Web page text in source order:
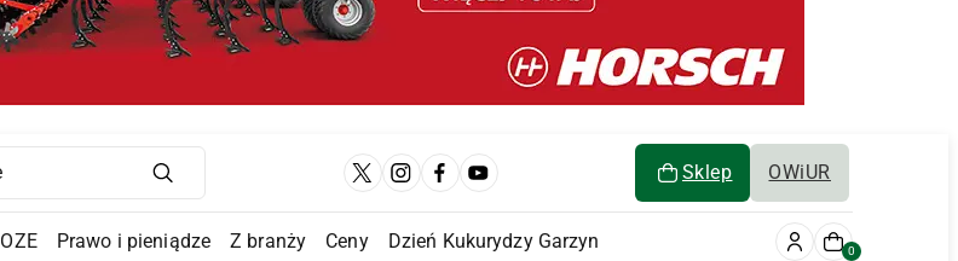
Sklep OWiUR
Main Navigation
OZE Prawo i pieniądze Z branży Ceny Dzień Kukurydzy Garzyn 0